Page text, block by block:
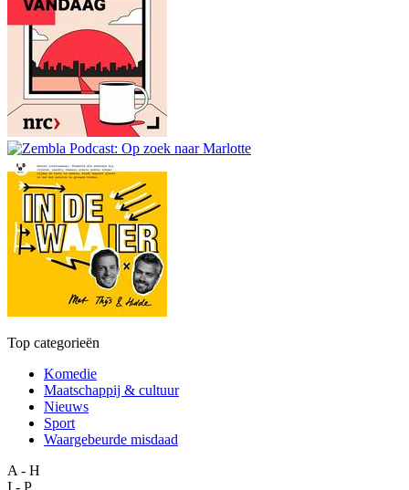
Top categorieën
Komedie
Maatschappij & cultuur
Nieuws
Sport
Waargebeurde misdaad
A - H
I - P